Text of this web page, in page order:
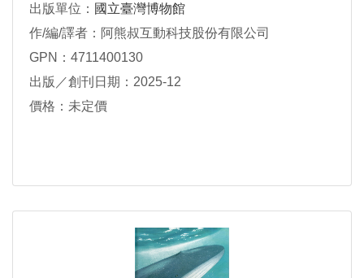
出版單位： 國立臺灣博物館
作/編/譯者：阿熊叔互動科技股份有限公司
GPN：4711400130
出版／創刊日期：2025-12
價格：未定價